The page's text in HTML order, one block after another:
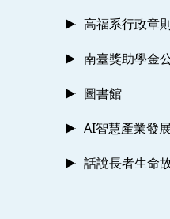
高福系行政章
南臺獎助學金
圖書館
AI智慧產業發
話說長者生命